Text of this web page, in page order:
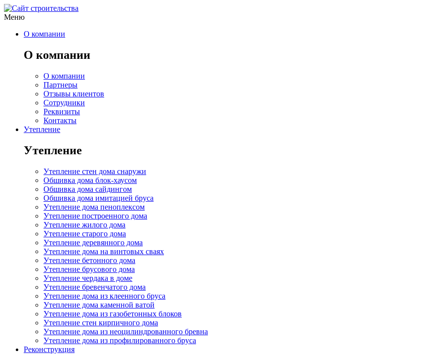
Меню
О компании
О компании
О компании
Партнеры
Отзывы клиентов
Сотрудники
Реквизиты
Контакты
Утепление
Утепление
Утепление стен дома снаружи
Обшивка дома блок-хаусом
Обшивка дома сайдингом
Обшивка дома имитацией бруса
Утепление дома пеноплексом
Утепление построенного дома
Утепление жилого дома
Утепление старого дома
Утепление деревянного дома
Утепление дома на винтовых сваях
Утепление бетонного дома
Утепление брусового дома
Утепление чердака в доме
Утепление бревенчатого дома
Утепление дома из клеенного бруса
Утепление дома каменной ватой
Утепление дома из газобетонных блоков
Утепление стен кирпичного дома
Утепление дома из неоцилиндрованного бревна
Утепление дома из профилированного бруса
Реконструкция